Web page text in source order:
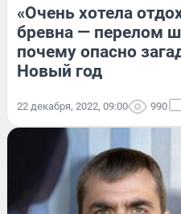
«Очень хотела
бревна — перелом
почему опасно
Новый год
22 декабря, 2022, 09:00 990